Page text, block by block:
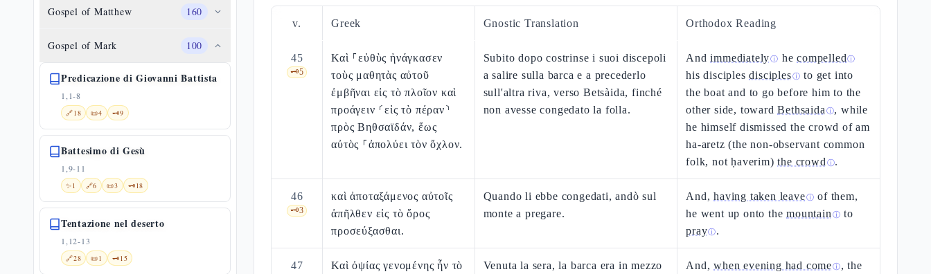
Gospel of Matthew 160
Gospel of Mark 100
Predicazione di Giovanni Battista
1,1-8
🔗18 📜4 🗝️9
Battesimo di Gesù
1,9-11
✨1 🔗6 📜3 🗝️18
Tentazione nel deserto
1,12-13
🔗28 📜1 🗝️15
v. Greek Gnostic Translation Orthodox Reading
45
🗝️5
Καὶ ⸀εὐθὺς ἠνάγκασεν
τοὺς μαθητὰς αὐτοῦ
ἐμβῆναι εἰς τὸ πλοῖον καὶ
προάγειν ⸂εἰς τὸ πέραν⸃
πρὸς Βηθσαϊδάν, ἕως
αὐτὸς ⸀ἀπολύει τὸν ὄχλον.
Subito dopo costrinse i suoi discepoli
a salire sulla barca e a precederlo
sull'altra riva, verso Betsàida, finché
non avesse congedato la folla.
Andimmediatelyⓘ hecompelled ⓘ
his disciplesdisciplesⓘ to get into
the boat and to go before him to the
other side, towardBethsaida ⓘ, while
he himself dismissed the crowd of am
ha-aretz (the non-observant common
folk, not ḥaverim)the crowd ⓘ.
46
🗝️3
καὶ ἀποταξάμενος αὐτοῖς
ἀπῆλθεν εἰς τὸ ὄρος
προσεύξασθαι.
Quando li ebbe congedati, andò sul
monte a pregare.
And,having taken leaveⓘ of them,
he went up onto themountain ⓘ to
prayⓘ.
47
Καὶ ὀψίας γενομένης ἦν τὸ
Venuta la sera, la barca era in mezzo
And,when evening had comeⓘ, the